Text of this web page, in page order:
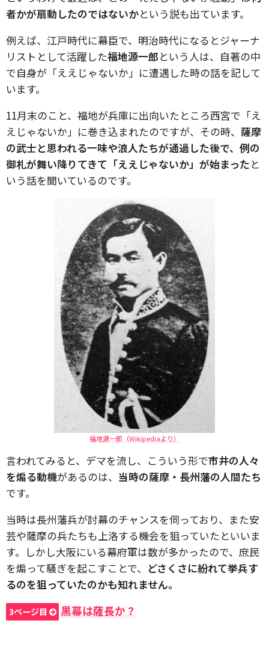
者かが扇動したのではないかという説も出ています。
例えば、江戸時代に幕臣で、明治時代になるとジャーナ
リストとして活躍した福地源一郎という人は、自著の中
で自身が「ええじゃないか」に遭遇した時の話を記して
います。
11月末のこと、福地が兵庫に出向いたところ西宮で「え
えじゃないか」に巻き込まれたのですが、その時、 薩摩
の武士と思われる一味や浪人たちが通過した後で、例の
御札が舞い降りてきて「ええじゃないか」が始まったと
いう話を聞いているのです。
福地源一郎（Wikipediaより）
言われてみると、デマを流し、こういう形で市井の人々
を煽る動機があるのは、 当時の薩摩・長州藩の人間たち
です。
当時は長州藩兵が討幕のチャンスを伺っており、また安
芸や薩摩の兵たちも上洛する機会を狙っていたといいま
す。しかし大阪にいる幕府軍は数が多かったので、庶民
を煽って騒ぎを起こすことで、 どさくさに紛れて挙兵す
るのを狙っていたのかも知れません。
3ページ目 黒幕は薩長か？